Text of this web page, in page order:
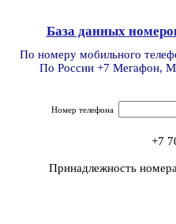
База данных
По номеру мобильного
По России +7 Мегафон,
Номер телефона
+7
Принадлежность